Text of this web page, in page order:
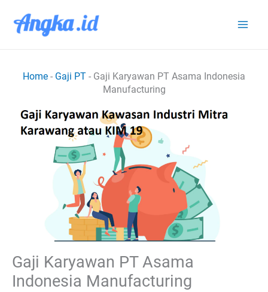
Home - Gaji PT - Gaji Karyawan PT Asama Indonesia
Manufacturing
Gaji Karyawan PT Asama
Indonesia Manufacturing